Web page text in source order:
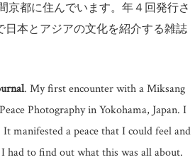
京都に住んでいます。年４回発行さ
日本とアジアの文化を紹介する雑誌
. My first encounter with a Miksang
Photography in Yokohama, Japan. I
manifested a peace that I could feel and
had to find out what this was all about.